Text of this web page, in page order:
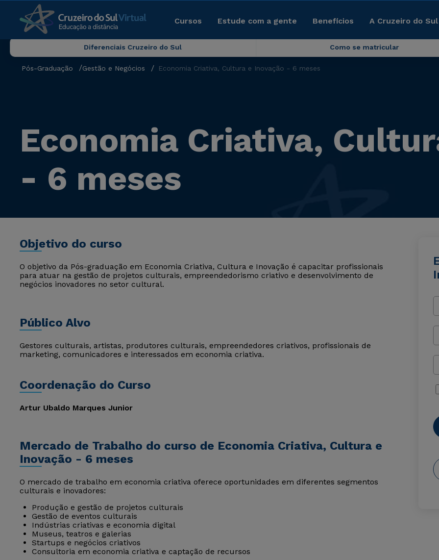
Cursos Estude com a gente Benefícios A Cruzeiro do
Diferenciais Cruzeiro do Sul Como se matricular
Pós-Graduação Gestão e Negócios Economia Criativa, Cultura e Inovação - 6 meses
Economia Criativa,
- 6 meses
Objetivo do curso
O objetivo da Pós-graduação em Economia Criativa, Cultura e Inovação é capacitar profissionais
para atuar na gestão de projetos culturais, empreendedorismo criativo e desenvolvimento de
negócios inovadores no setor cultural.
Público Alvo
Gestores culturais, artistas, produtores culturais, empreendedores criativos, profissionais de
marketing, comunicadores e interessados em economia criativa.
Coordenação do Curso
Artur Ubaldo Marques Junior
Mercado de Trabalho do curso de Economia Criativa, Cultura e
Inovação - 6 meses
O mercado de trabalho em economia criativa oferece oportunidades em diferentes segmentos
culturais e inovadores:
Produção e gestão de projetos culturais
Gestão de eventos culturais
Indústrias criativas e economia digital
Museus, teatros e galerias
Startups e negócios criativos
Consultoria em economia criativa e captação de recursos